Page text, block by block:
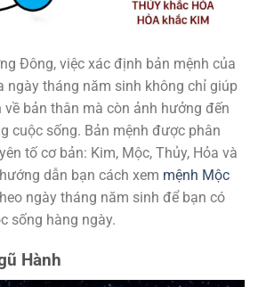
Đông, việc xác định bản mệnh của
ngày tháng năm sinh không chỉ giúp
về bản thân mà còn ảnh hưởng đến
cuộc sống. Bản mệnh được phân
tố cơ bản: Kim, Mộc, Thủy, Hỏa và
dẫn bạn cách xem mệnh Mộc
ngày tháng năm sinh để bạn có
sống hàng ngày.
Hành